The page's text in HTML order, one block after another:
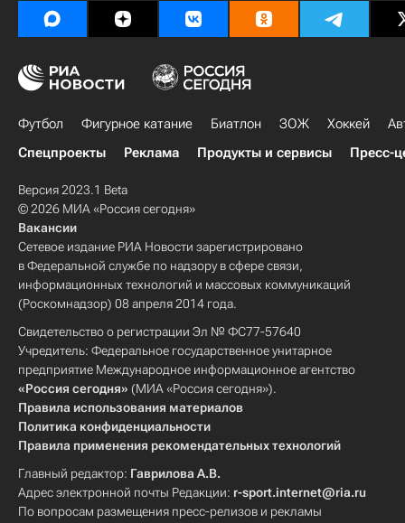
Футбол Фигурное катание Биатлон ЗОЖ Хоккей
Спецпроекты
Реклама Продукты и сервисы Пресс-
Версия 2023.1 Beta
© 2026 МИА «Россия сегодня»
Вакансии
Сетевое издание РИА Новости зарегистрировано
в Федеральной службе по надзору в сфере связи,
информационных технологий и массовых коммуникаций
(Роскомнадзор) 08 апреля 2014 года.
Свидетельство о регистрации Эл № ФС77-57640
Учредитель: Федеральное государственное унитарное
предприятие Международное информационное агентство
«Россия сегодня» (МИА «Россия сегодня»).
Правила использования материалов
Политика конфиденциальности
Правила применения рекомендательных технологий
Главный редактор: Гаврилова А.В.
Адрес электронной почты Редакции: r-sport.internet@ria.ru
По вопросам размещения пресс-релизов и рекламы